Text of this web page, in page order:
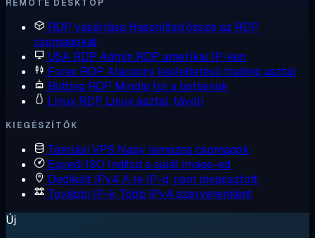
REMOTE DESKTOP
RDP vásárlása Hasonlítsd össze az RDP
csomagokat
USA RDP Admin RDP amerikai IP-ken
Forex RDP Alacsony késleltetésű trading asztal
Botting RDP Mindig fut a botjainak
Linux RDP Linux asztal, távoli
KIEGÉSZÍTŐK
Tárolási VPS Nagy lemezes csomagok
Egyedi ISO Indítsd a saját image-ed
Dedikált IPv4 A te IP-d, nem megosztott
További IP-k Több IPv4 szerverenként
Új